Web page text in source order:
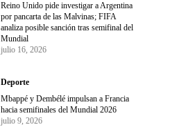
Reino Unido pide investigar a Argentina
por pancarta de las Malvinas; FIFA
analiza posible sanción tras semifinal del
Mundial
julio 16, 2026
Deporte
Mbappé y Dembélé impulsan a Francia
hacia semifinales del Mundial 2026
julio 9, 2026